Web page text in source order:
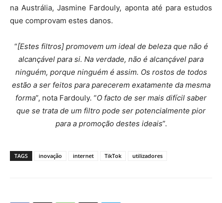
na Austrália, Jasmine Fardouly, aponta até para estudos
que comprovam estes danos.
“[Estes filtros] promovem um ideal de beleza que não é
alcançável para si. Na verdade, não é alcançável para
ninguém, porque ninguém é assim. Os rostos de todos
estão a ser feitos para parecerem exatamente da mesma
forma”, nota Fardouly. “O facto de ser mais difícil saber
que se trata de um filtro pode ser potencialmente pior
para a promoção destes ideais”.
TAGS inovação internet TikTok utilizadores